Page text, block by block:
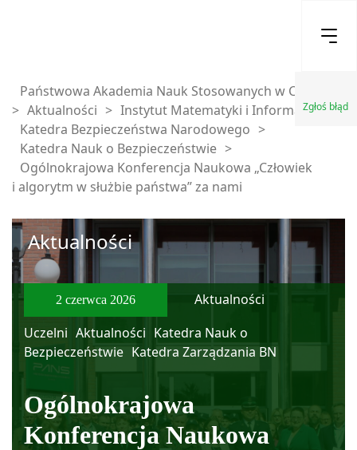
Zgłoś błąd
Państwowa Akademia Nauk Stosowanych w Chełmie
> Aktualności > Instytut Matematyki i Informatyki >
Katedra Bezpieczeństwa Narodowego >
Katedra Nauk o Bezpieczeństwie >
Ogólnokrajowa Konferencja Naukowa „Człowiek
i algorytm w służbie państwa” za nami
Aktualności
2 czerwca 2026
Aktualności
Uczelni Aktualności Katedra Nauk o
Bezpieczeństwie Katedra Zarządzania BN
Ogólnokrajowa
Konferencja Naukowa